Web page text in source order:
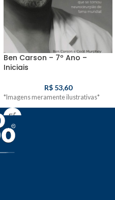
Ben Carson – 7º Ano –
Iniciais
R$53,60
*Imagens meramente ilustrativas*